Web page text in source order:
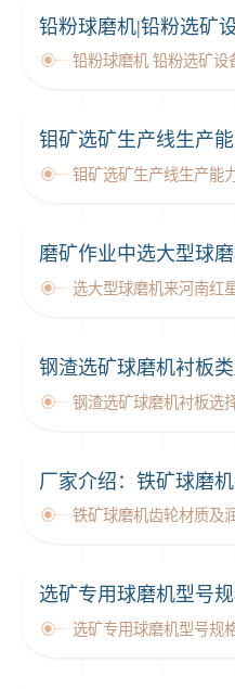
铅粉球磨机|铅粉选矿
铅粉球磨机 铅粉选矿设
钼矿选矿生产线生产能
钼矿选矿生产线生产能
磨矿作业中选大型球
选大型球磨机来河南红
钢渣选矿球磨机衬板
钢渣选矿球磨机衬板选
厂家介绍：铁矿球磨
铁矿球磨机齿轮材质及
选矿专用球磨机型号
选矿专用球磨机型号规